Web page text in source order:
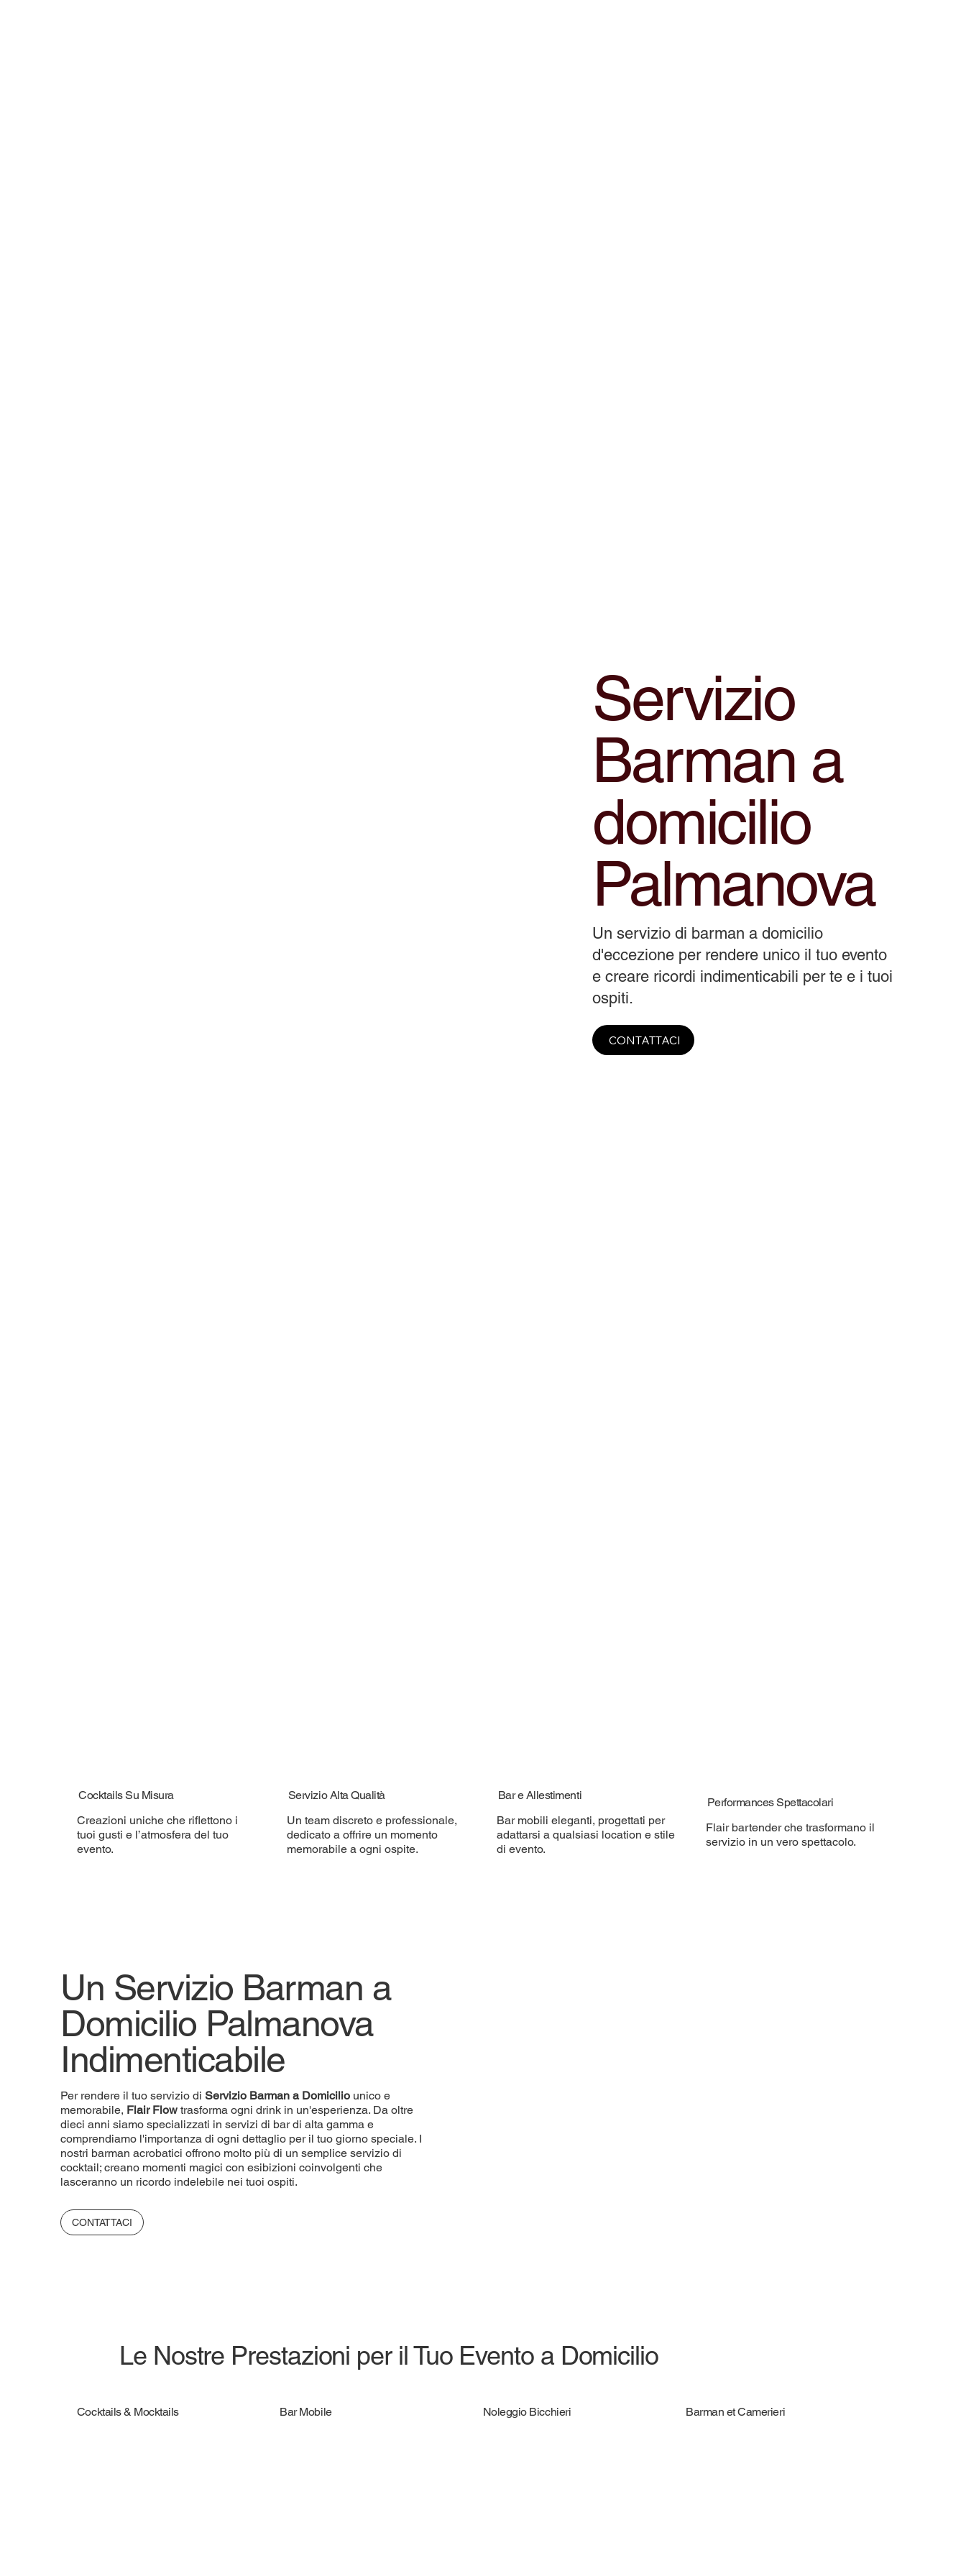
Servizio
Barman a
domicilio
Palmanova
Un servizio di barman a domicilio
d'eccezione per rendere unico il tuo evento
e creare ricordi indimenticabili per te e i tuoi
ospiti.
CONTATTACI
Cocktails Su Misura
Creazioni uniche che riflettono i
tuoi gusti e l’atmosfera del tuo
evento.
Servizio Alta Qualità
Un team discreto e professionale,
dedicato a offrire un momento
memorabile a ogni ospite.
Bar e Allestimenti
Bar mobili eleganti, progettati per
adattarsi a qualsiasi location e stile
di evento.
Performances Spettacolari
Flair bartender che trasformano il
servizio in un vero spettacolo.
Un Servizio Barman a
Domicilio Palmanova
Indimenticabile
Per rendere il tuo servizio di Servizio Barman a Domicilio unico e
memorabile, Flair Flow trasforma ogni drink in un'esperienza. Da oltre
dieci anni siamo specializzati in servizi di bar di alta gamma e
comprendiamo l'importanza di ogni dettaglio per il tuo giorno speciale. I
nostri barman acrobatici offrono molto più di un semplice servizio di
cocktail; creano momenti magici con esibizioni coinvolgenti che
lasceranno un ricordo indelebile nei tuoi ospiti.
CONTATTACI
Le Nostre Prestazioni per il Tuo Evento a Domicilio
Cocktails & Mocktails Bar Mobile Noleggio Bicchieri Barman et Camerieri